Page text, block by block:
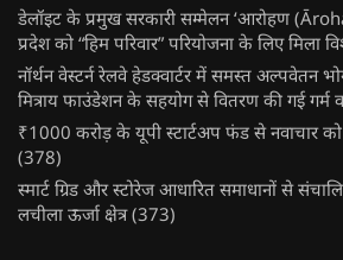
डेलॉइट के प्रमुख सरकारी सम्मेलन ‘आरोहण
प्रदेश को “हिम परिवार” परियोजना के लिए मिला
नॉर्थन वेस्टर्न रेलवे हेडक्वार्टर में समस्त अल्पवेतन
मित्राय फाउंडेशन के सहयोग से वितरण की गई गर्म
₹1000 करोड़ के यूपी स्टार्टअप फंड से नवाचार
(378)
स्मार्ट ग्रिड और स्टोरेज आधारित समाधानों से
लचीला ऊर्जा क्षेत्र (373)